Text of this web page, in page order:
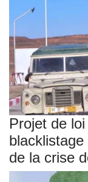
Projet de
de la crise